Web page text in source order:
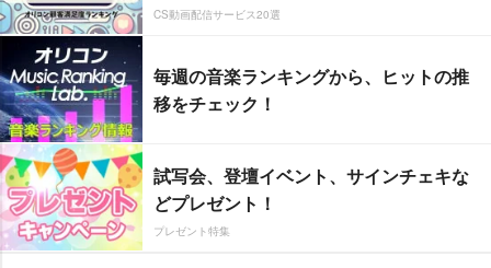
CS動画配信サービス20選
毎週の音楽ランキングから、ヒットの推
移をチェック！
試写会、登壇イベント、サインチェキな
どプレゼント！
プレゼント特集